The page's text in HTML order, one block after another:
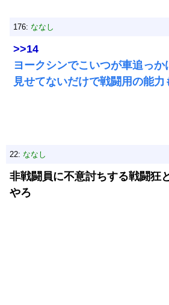
176: ななし
>>14
ヨークシンでこいつが車追っか
見せてないだけで戦闘用の能力
22: ななし
非戦闘員に不意討ちする戦闘狂
やろ